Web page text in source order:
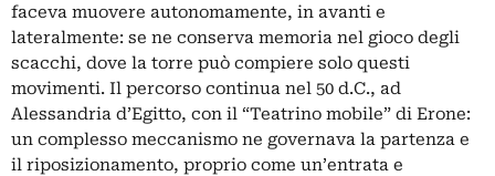
faceva muovere autonomamente, in avanti e
lateralmente: se ne conserva memoria nel gioco degli
scacchi, dove la torre può compiere solo questi
movimenti. Il percorso continua nel 50 d.C., ad
Alessandria d’Egitto, con il “Teatrino mobile” di Erone:
un complesso meccanismo ne governava la partenza e
il riposizionamento, proprio come un’entrata e